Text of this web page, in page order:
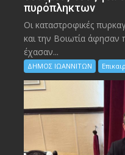
πυρόπληκτων
Οι καταστροφικές
και την Bοιωτία
έχασαν...
ΔΗΜΟΣ ΙΩΑΝΝΙΤΩΝ